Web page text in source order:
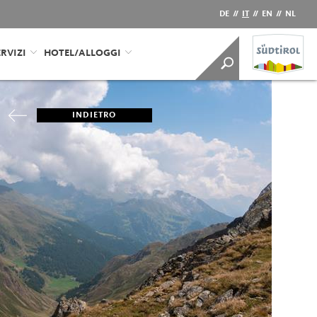
DE // IT // EN // NL
HOTEL/ALLOGGI
INDIETRO